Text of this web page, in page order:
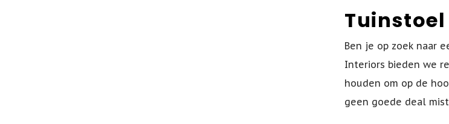
Ben je op zoek naar
Interiors bieden we
houden om op de
geen goede deal